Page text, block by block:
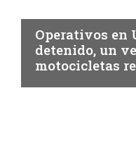
Operativos en
detenido, un
motocicletas